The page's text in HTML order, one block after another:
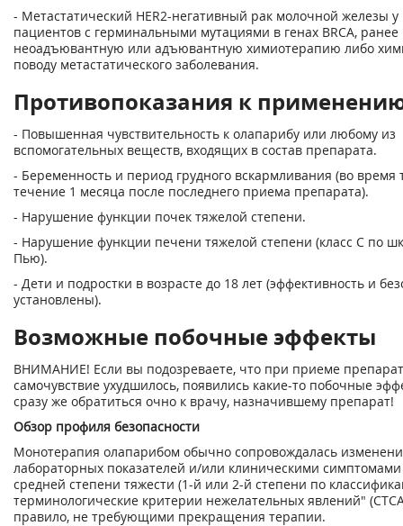
- Метастатический НЕR2-негативный рак молочной железы у
пациентов с герминальными мутациями в генах BRCA,
неоадъювантную или адъювантную химиотерапию либо
поводу метастатического заболевания.
Противопоказания к
- Повышенная чувствительность к олапарибу или любому из
вспомогательных веществ, входящих в состав препарата.
- Беременность и период грудного вскармливания (во время
течение 1 месяца после последнего приема препарата).
- Нарушение функции почек тяжелой степени.
- Нарушение функции печени тяжелой степени (класс С по
Пью).
- Дети и подростки в возрасте до 18 лет (эффективность и
установлены).
Возможные побочные эффекты
ВНИМАНИЕ! Если вы подозреваете, что при приеме
самочувствие ухудшилось, появились какие-то побочные
сразу же обратиться очно к врачу, назначившему препарат!
Обзор профиля безопасности
Монотерапия олапарибом обычно сопровождалась
лабораторных показателей и/или клиническими
средней степени тяжести (1-й или 2-й степени по
терминологические критерии нежелательных явлений"
правило, не требующими прекращения терапии.